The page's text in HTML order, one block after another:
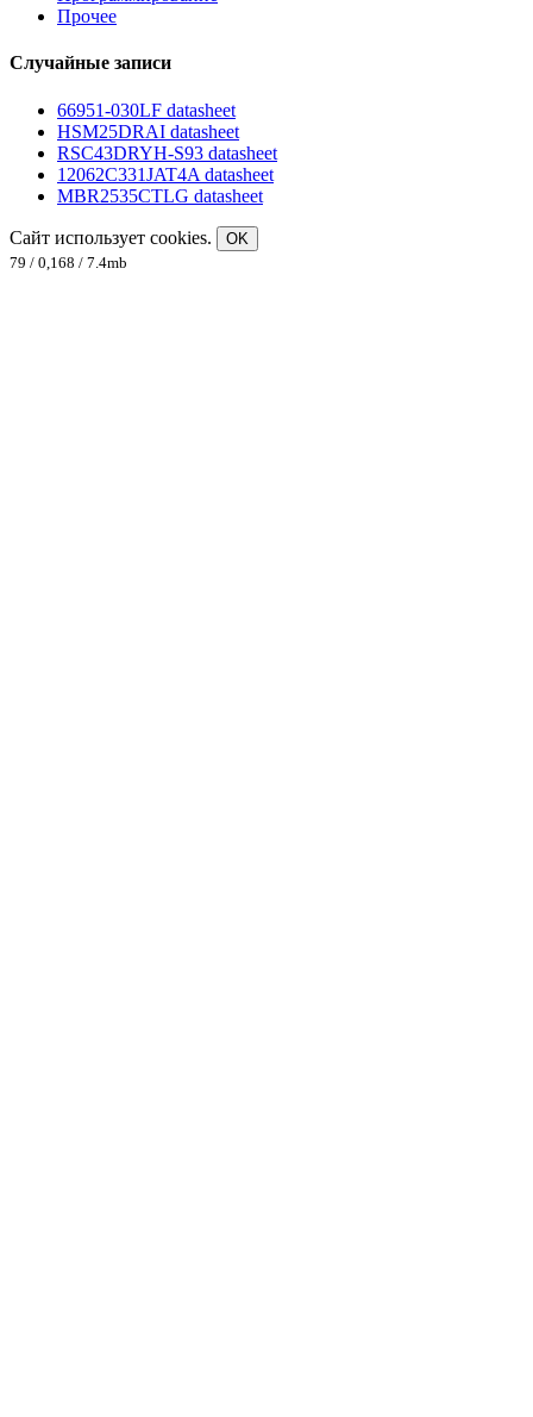
Прочее
Случайные записи
66951-030LF datasheet
HSM25DRAI datasheet
RSC43DRYH-S93 datasheet
12062C331JAT4A datasheet
MBR2535CTLG datasheet
Сайт использует cookies.
OK
79 / 0,168 / 7.4mb